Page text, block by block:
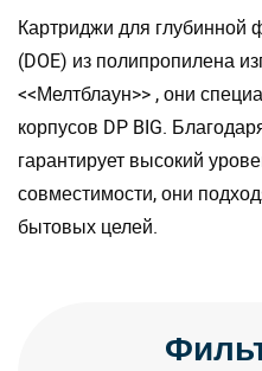
Картриджи для глубинной
(DOE) из полипропилена
<<Мелтблаун>> , они
корпусов DP BIG.
гарантирует высокий
совместимости, они
бытовых целей.